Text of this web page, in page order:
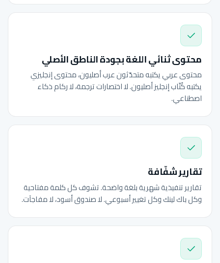
محتوى ثنائي اللغة بجودة الناطق الأصلي
محتوى عربي يكتبه متحدّثون عرب أصليون، محتوى إنجليزي
يكتبه كُتّاب إنجليز أصليون. لا اختصارات ترجمة، لا ركام ذكاء
اصطناعي.
تقارير شفّافة
تقارير تنفيذية شهرية بلغة واضحة. تشوف كل كلمة مفتاحية
وكل باك لينك وكل تغيير أسبوعي. لا صندوق أسود، لا مفاجآت.